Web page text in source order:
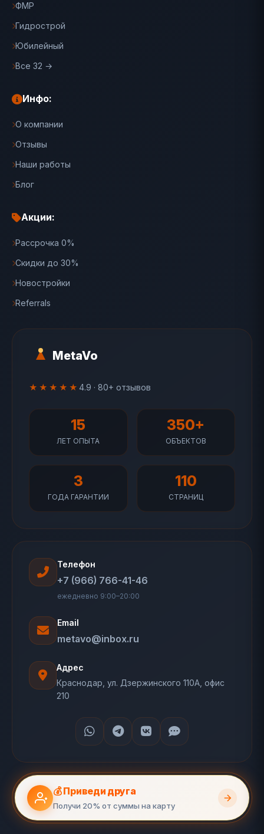
MetaVo
★★★★★ 4.9 · 80+ отзывов
15
ЛЕТ ОПЫТА
350+
ОБЪЕКТОВ
3
ГОДА ГАРАНТИИ
110
СТРАНИЦ
ФМР
Гидрострой
Юбилейный
Все 32 →
Инфо:
О компании
Отзывы
Наши работы
Блог
Акции:
Рассрочка 0%
Скидки до 30%
Новостройки
Referrals
Телефон
+7 (966) 766-41-46
ежедневно 9:00–20:00
Email
metavo@inbox.ru
Адрес
Краснодар, ул. Дзержинского 110А, офис
210
💰 Приведи друга
Получи 20% от суммы на карту